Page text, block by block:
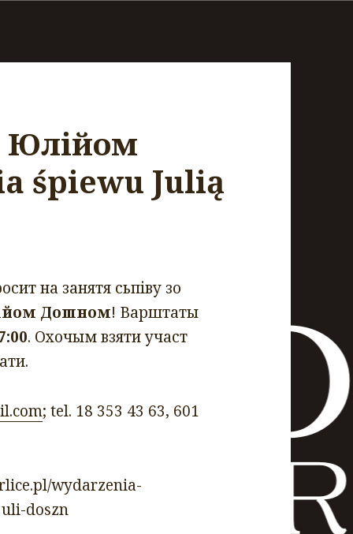
Юлійом
śpiewu Julią
на занятя сьпіву зо
Дошном! Варштаты
. Охочым взяти участ
; tel. 18 353 43 63, 601
wydarzenia-
doszn